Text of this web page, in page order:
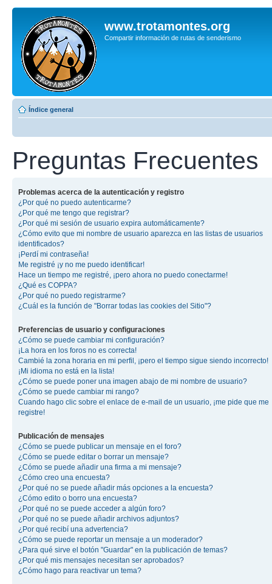
www.trotamontes.org
Compartir información de rutas de senderismo
Índice general
Preguntas Frecuentes
Problemas acerca de la autenticación y registro
¿Por qué no puedo autenticarme?
¿Por qué me tengo que registrar?
¿Por qué mi sesión de usuario expira automáticamente?
¿Cómo evito que mi nombre de usuario aparezca en las listas de usuarios
identificados?
¡Perdí mi contraseña!
Me registré ¡y no me puedo identificar!
Hace un tiempo me registré, ¡pero ahora no puedo conectarme!
¿Qué es COPPA?
¿Por qué no puedo registrarme?
¿Cuál es la función de "Borrar todas las cookies del Sitio"?
Preferencias de usuario y configuraciones
¿Cómo se puede cambiar mi configuración?
¡La hora en los foros no es correcta!
Cambié la zona horaria en mi perfil, ¡pero el tiempo sigue siendo incorrecto!
¡Mi idioma no está en la lista!
¿Cómo se puede poner una imagen abajo de mi nombre de usuario?
¿Cómo se puede cambiar mi rango?
Cuando hago clic sobre el enlace de e-mail de un usuario, ¡me pide que me
registre!
Publicación de mensajes
¿Cómo se puede publicar un mensaje en el foro?
¿Cómo se puede editar o borrar un mensaje?
¿Cómo se puede añadir una firma a mi mensaje?
¿Cómo creo una encuesta?
¿Por qué no se puede añadir más opciones a la encuesta?
¿Cómo edito o borro una encuesta?
¿Por qué no se puede acceder a algún foro?
¿Por qué no se puede añadir archivos adjuntos?
¿Por qué recibí una advertencia?
¿Cómo se puede reportar un mensaje a un moderador?
¿Para qué sirve el botón "Guardar" en la publicación de temas?
¿Por qué mis mensajes necesitan ser aprobados?
¿Cómo hago para reactivar un tema?